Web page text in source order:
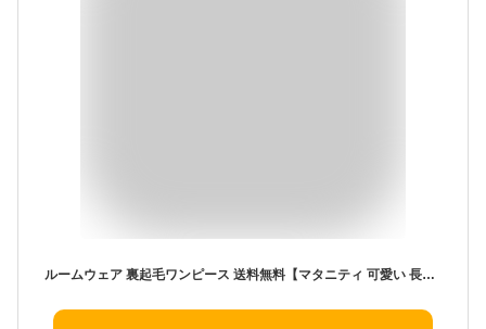
ルームウェア 裏起毛ワンピース 送料無料【マタニティ 可愛い 長袖 部屋着 ルームウエア レディース パジャマ マキシワンピース マザーズ おうち時間 人気 暖かい ゆったり かわいい おしゃれ 綿 秋 冬 もこもこ マタニティウェア 大きいサイズ】クリスマス kimou